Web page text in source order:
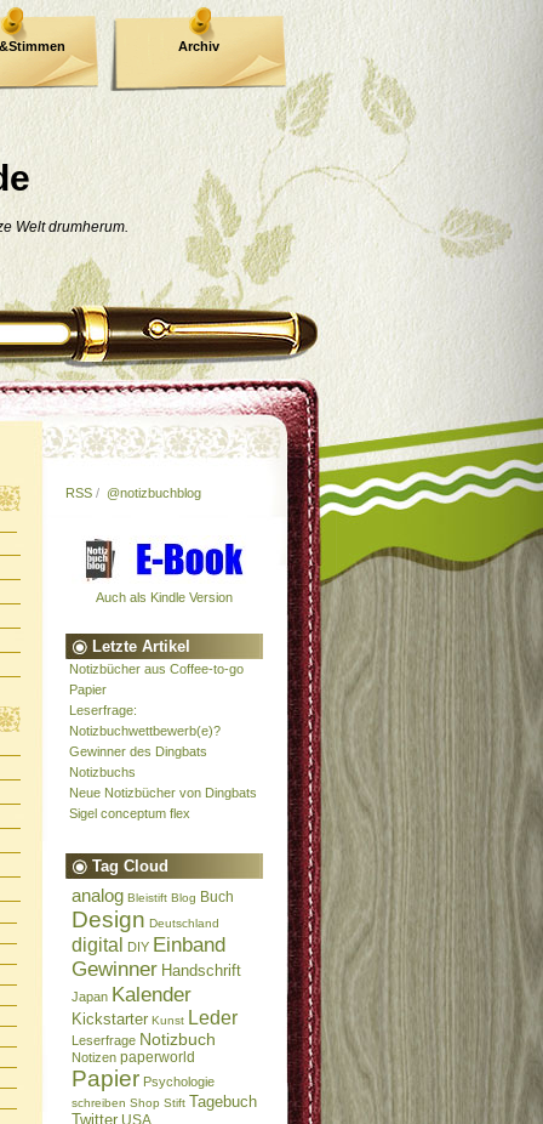
Welt drumherum.
Archiv
RSS / @notizbuchblog
Auch als Kindle Version
Letzte Artikel
Notizbücher aus Coffee-to-go
Papier
Leserfrage:
Notizbuchwettbewerb(e)?
Gewinner des Dingbats
Notizbuchs
Neue Notizbücher von Dingbats
Sigel conceptum flex
Tag Cloud
analog Bleistift Blog Buch
Design Deutschland
digital DIY Einband
Gewinner Handschrift
Japan Kalender
Kickstarter Kunst Leder
Leserfrage Notizbuch
Notizen paperworld
Papier Psychologie
schreiben Shop Stift Tagebuch
Twitter USA